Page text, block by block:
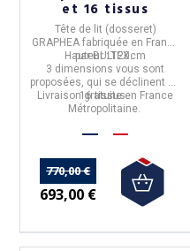
et 16 tissus
Tête de lit (dosseret)
GRAPHEA fabriquée en France
parBULTEX.
Hauteur :120cm
3 dimensions vous sont
proposées, qui se déclinent en
16 tissus.
Livraison gratuite en France
Métropolitaine.
770,00 €
693,00 €